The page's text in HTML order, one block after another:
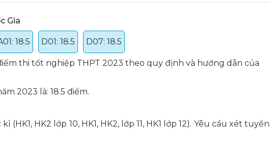
Gia
18.5 D01: 18.5 D07: 18.5
thi tốt nghiệp THPT 2023 theo quy định và hướng dẫn của
2023 là: 18.5 điểm.
(HK1, HK2 lớp 10, HK1, HK2, lớp 11, HK1 lớp 12). Yêu cầu xét tuyển